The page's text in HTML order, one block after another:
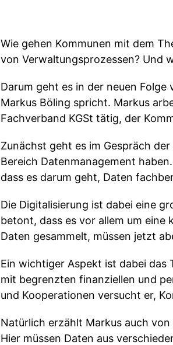
Wie gehen Kommunen mit dem
von Verwaltungsprozessen? Und
Darum geht es in der neuen Folge
Markus Böling spricht. Markus
Fachverband KGSt tätig, der
Zunächst geht es im Gespräch
Bereich Datenmanagement
dass es darum geht, Daten
Die Digitalisierung ist dabei eine
betont, dass es vor allem um eine
Daten gesammelt, müssen jetzt
Ein wichtiger Aspekt ist dabei das
mit begrenzten finanziellen und
und Kooperationen versucht er,
Natürlich erzählt Markus auch
Hier müssen Daten aus